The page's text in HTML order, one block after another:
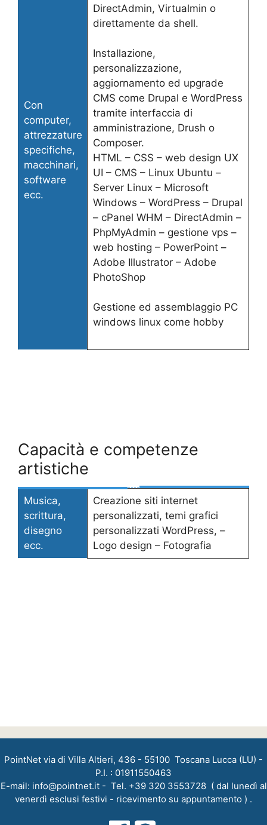
Con
computer,
attrezzature
specifiche,
macchinari,
software
ecc.
DirectAdmin, Virtualmin o
direttamente da shell.
Installazione,
personalizzazione,
aggiornamento ed upgrade
CMS come Drupal e WordPress
tramite interfaccia di
amministrazione, Drush o
Composer.
HTML – CSS – web design UX
UI – CMS – Linux Ubuntu –
Server Linux – Microsoft
Windows – WordPress – Drupal
– cPanel WHM – DirectAdmin –
PhpMyAdmin – gestione vps –
web hosting – PowerPoint –
Adobe Illustrator – Adobe
PhotoShop
Gestione ed assemblaggio PC
windows linux come hobby
Capacità e competenze
artistiche
Musica,
scrittura,
disegno
ecc.
Creazione siti internet
personalizzati, temi grafici
personalizzati WordPress, –
Logo design – Fotografia
PointNet via di Villa Altieri, 436 - 55100 Toscana Lucca (LU) -
P.I. : 01911550463
E-mail: info@pointnet.it- Tel. +39 320 3553728 ( dal lunedì al
venerdì esclusi festivi - ricevimento su appuntamento ) .